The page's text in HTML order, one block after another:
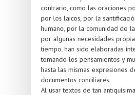
contrario, como las oraciones
por los laicos, por la
humano, por la comunidad de
por algunas necesidades
tiempo, han sido elaboradas
tomando los pensamientos y
hasta las mismas expresiones
documentos conciliares.
Al usar textos de tan